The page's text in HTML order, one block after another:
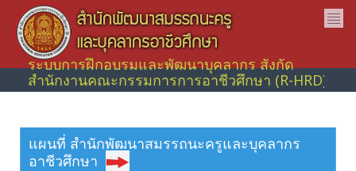
ระบบการฝึกอบรมและพัฒนาบุคลากร สังกัด
สำนักงานคณะกรรมการการอาชีวศึกษา (R-HRD)
แผนที่ สำนักพัฒนาสมรรถนะครูและบุคลากร
อาชีวศึกษา